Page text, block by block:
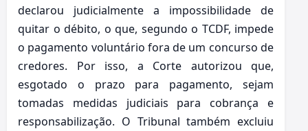
declarou judicialmente a impossibilidade de
quitar o débito, o que, segundo o TCDF, impede
o pagamento voluntário fora de um concurso de
credores. Por isso, a Corte autorizou que,
esgotado o prazo para pagamento, sejam
tomadas medidas judiciais para cobrança e
responsabilização. O Tribunal também excluiu